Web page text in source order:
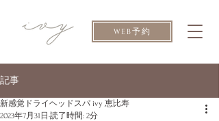
WEB予約
記事
新感覚ドライヘッドスパ ivy 恵比寿
2023年7月31日 読了時間: 2分